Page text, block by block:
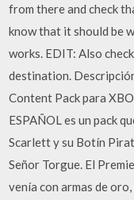
from there and check
know that it should be
works. EDIT: Also
destination.
Content Pack para
ESPAÑOL es un pack
Scarlett y su Botín
Señor Torgue. El
venía con armas de